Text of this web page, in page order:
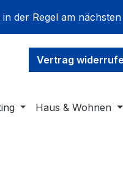
der Regel am
Vertrag
Haus & Wohnen